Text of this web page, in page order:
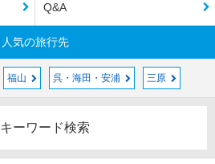
Q&A
人気の旅行先
福山 呉・海田・安浦 三原
キーワード検索